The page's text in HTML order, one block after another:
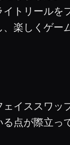
トリール
楽しくゲー
イススワ
点が際立